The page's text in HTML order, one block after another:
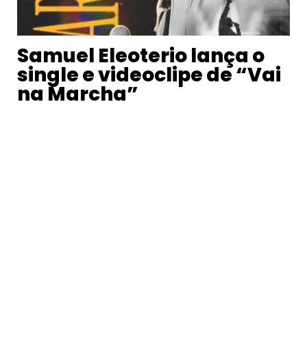
Samuel Eleoterio lança o
single e videoclipe de “Vai
na Marcha”